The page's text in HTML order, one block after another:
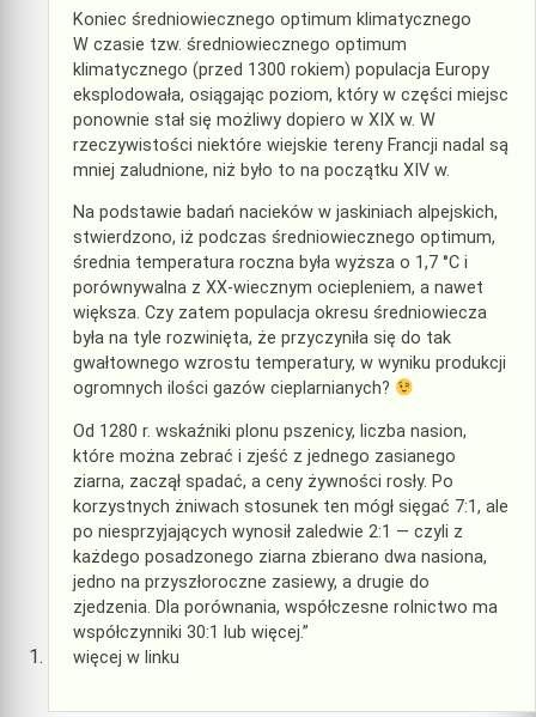
Koniec średniowiecznego optimum klimatycznego
W czasie tzw. średniowiecznego optimum
klimatycznego (przed 1300 rokiem) populacja Europy
eksplodowała, osiągając poziom, który w części miejsc
ponownie stał się możliwy dopiero w XIX w. W
rzeczywistości niektóre wiejskie tereny Francji nadal są
mniej zaludnione, niż było to na początku XIV w.
Na podstawie badań nacieków w jaskiniach alpejskich,
stwierdzono, iż podczas średniowiecznego optimum,
średnia temperatura roczna była wyższa o 1,7 °C i
porównywalna z XX-wiecznym ociepleniem, a nawet
większa. Czy zatem populacja okresu średniowiecza
była na tyle rozwinięta, że przyczyniła się do tak
gwałtownego wzrostu temperatury, w wyniku produkcji
ogromnych ilości gazów cieplarnianych?
Od 1280 r. wskaźniki plonu pszenicy, liczba nasion,
które można zebrać i zjeść z jednego zasianego
ziarna, zaczął spadać, a ceny żywności rosły. Po
korzystnych żniwach stosunek ten mógł sięgać 7:1, ale
po niesprzyjających wynosił zaledwie 2:1 — czyli z
każdego posadzonego ziarna zbierano dwa nasiona,
jedno na przyszłoroczne zasiewy, a drugie do
zjedzenia. Dla porównania, współczesne rolnictwo ma
współczynniki 30:1 lub więcej.”
więcej w linku